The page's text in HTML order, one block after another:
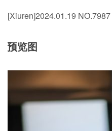
[Xiuren]2024.01.19
预览图